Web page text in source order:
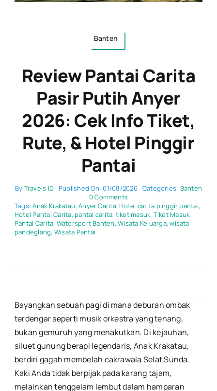
Banten
Review Pantai Carita
Pasir Putih Anyer
2026: Cek Info Tiket,
Rute, & Hotel Pinggir
Pantai
By Travels ID Published On: 01/08/2026 Categories: Banten
0 Commentson
Review
Pantai
Carita
&
Hotel
Pinggir
Pantai
Tags:Anak Krakatau,Anyer Carita,Hotel carita pinggir pantai,
Hotel Pantai Carita,pantai carita, tiket masuk, Tiket Masuk
Pantai Carita, Watersport Banten,Wisata Keluarga,wisata
pandeglang, Wisata Pantai
Bayangkan sebuah pagi di mana deburan ombak
terdengar seperti musik orkestra yang tenang,
bukan gemuruh yang menakutkan. Di kejauhan,
siluet gunung berapi legendaris, Anak Krakatau,
berdiri gagah membelah cakrawala Selat Sunda.
Kaki Anda tidak berpijak pada karang tajam,
melainkan tenggelam lembut dalam hamparan